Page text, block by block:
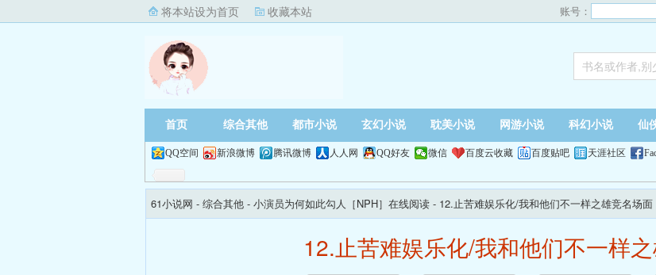
将本站设为首页 收藏本站 账号：
首页 综合其他 都市小说 玄幻小说 耽美小说 网游小说 科幻小说 仙
QQ空间 新浪微博 腾讯微博 人人网 QQ好友 微信 百度云收藏 百度贴吧 天涯社区
61小说网 - 综合其他 - 小演员为何如此勾人［NPH］在线阅读 - 12.止苦难娱乐化/我和他们不一样之雄竞名场面
12.止苦难娱乐化/我和他们不一样